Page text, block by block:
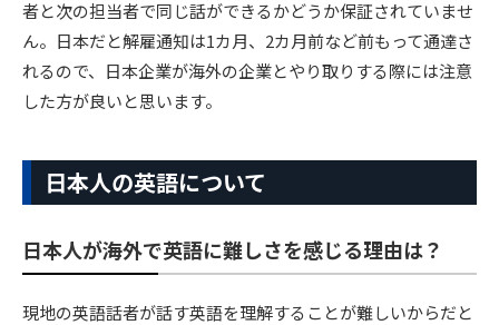
者と次の担当者で同じ話ができるかどうか保証されていませ
ん。日本だと解雇通知は1カ月、2カ月前など前もって通達さ
れるので、日本企業が海外の企業とやり取りする際には注意
した方が良いと思います。
日本人の英語について
日本人が海外で英語に難しさを感じる理由は？
現地の英語話者が話す英語を理解することが難しいからだと